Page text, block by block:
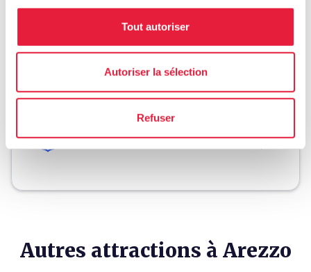
Tout autoriser
Autoriser la sélection
Refuser
Planifier
hotel Où dormir ? (en anglais) chevron_right
Forfaits et séjours
local_library chevron_right
Autres attractions à Arezzo